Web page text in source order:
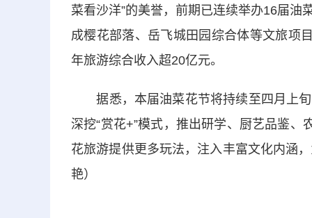
菜看沙洋”的美誉，前期已连续举办16届
成樱花部落、岳飞城田园综合体等文旅项
年旅游综合收入超20亿元。
据悉，本届油菜花节将持续至四月上旬
深挖“赏花+”模式，推出研学、厨艺品鉴、
花旅游提供更多玩法，注入丰富文化内涵
艳）